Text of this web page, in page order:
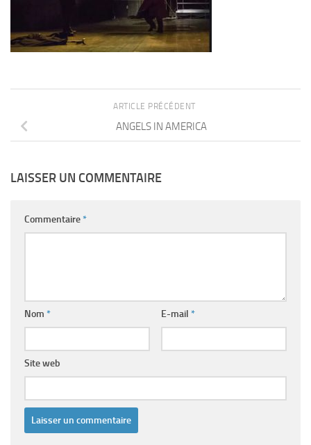
ARTICLE PRÉCÉDENT
ANGELS IN AMERICA
LAISSER UN COMMENTAIRE
Commentaire*
Nom * E-mail *
Site web